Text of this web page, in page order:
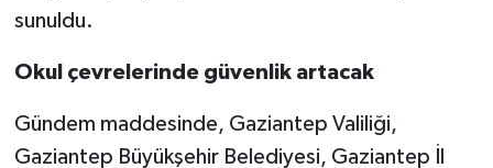
sunuldu.
Okul çevrelerinde güvenlik artacak
Gündem maddesinde, Gaziantep Valiliği,
Gaziantep Büyükşehir Belediyesi, Gaziantep İl
Yemek